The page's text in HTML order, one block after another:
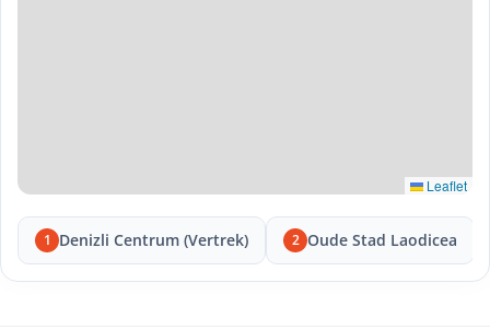
Leaflet
1 Denizli Centrum (Vertrek) 2 Oude Stad Laodicea